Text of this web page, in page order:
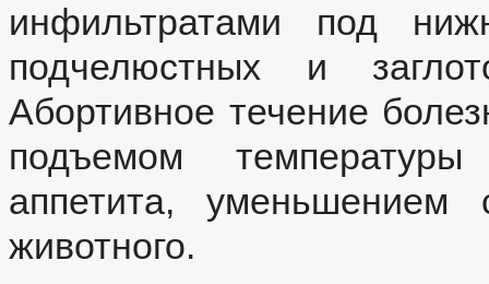
инфильтратами под
подчелюстных и
Абортивное течение
подъемом
аппетита, уменьшением
животного.